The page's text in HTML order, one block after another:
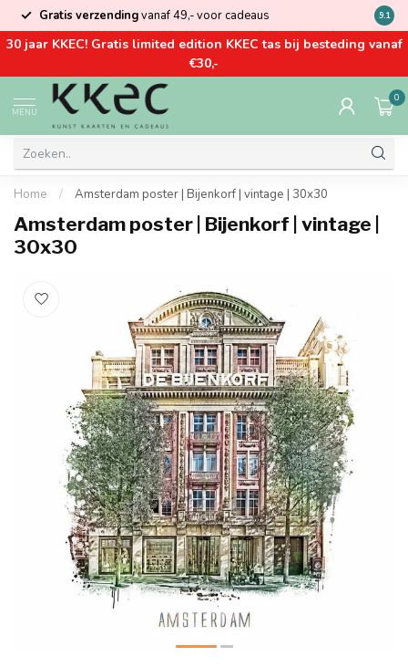
Gratis verzendingvanaf 49,- voor cadeaus Kom
9.1
30 jaar KKEC! Gratis limited edition KKEC tas bij besteding vanaf
€30,-
MENU
0
Home / Amsterdam poster | Bijenkorf | vintage | 30x30
Amsterdam poster | Bijenkorf | vintage |
30x30